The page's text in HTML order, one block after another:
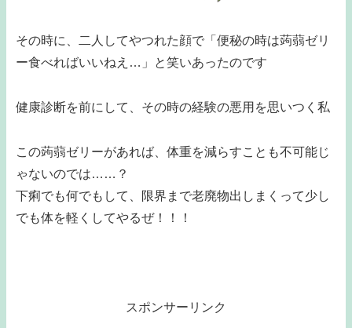
その時に、二人してやつれた顔で「便秘の時は蒟蒻ゼリ
ー食べればいいねえ…」と笑いあったのです
健康診断を前にして、その時の経験の悪用を思いつく私
この蒟蒻ゼリーがあれば、体重を減らすことも不可能じ
ゃないのでは……？
下痢でも何でもして、限界まで老廃物出しまくって少し
でも体を軽くしてやるぜ！！！
スポンサーリンク